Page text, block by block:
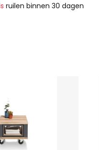
ruilen binnen 30 dagen